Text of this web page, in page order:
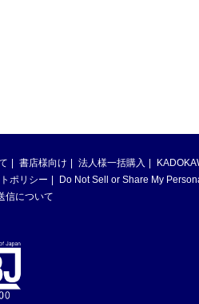
書店様向け 法人様一括購入
ポリシー
Do Not Sell or Share My
信について